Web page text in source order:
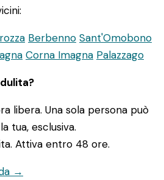
Berbenno Sant'Omobono
Corna Imagna Palazzago
libera. Una sola persona può
tua, esclusiva.
Attiva entro 48 ore.
→